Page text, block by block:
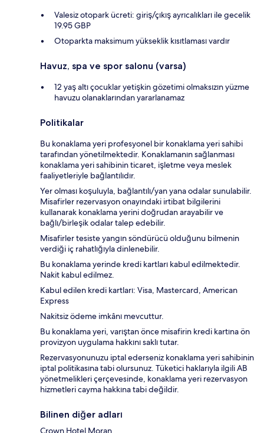
Valesiz otopark ücreti: giriş/çıkış ayrıcalıkları ile gecelik
19.95 GBP
Otoparkta maksimum yükseklik kısıtlaması vardır
Havuz, spa ve spor salonu (varsa)
12 yaş altı çocuklar yetişkin gözetimi olmaksızın yüzme
havuzu olanaklarından yararlanamaz
Politikalar
Bu konaklama yeri profesyonel bir konaklama yeri sahibi
tarafından yönetilmektedir. Konaklamanın sağlanması
konaklama yeri sahibinin ticaret, işletme veya meslek
faaliyetleriyle bağlantılıdır.
Yer olması koşuluyla, bağlantılı/yan yana odalar sunulabilir.
Misafirler rezervasyon onayındaki irtibat bilgilerini
kullanarak konaklama yerini doğrudan arayabilir ve
bağlı/birleşik odalar talep edebilir.
Misafirler tesiste yangın söndürücü olduğunu bilmenin
verdiği iç rahatlığıyla dinlenebilir.
Bu konaklama yerinde kredi kartları kabul edilmektedir.
Nakit kabul edilmez.
Kabul edilen kredi kartları: Visa, Mastercard, American
Express
Nakitsiz ödeme imkânı mevcuttur.
Bu konaklama yeri, varıştan önce misafirin kredi kartına ön
provizyon uygulama hakkını saklı tutar.
Rezervasyonunuzu iptal ederseniz konaklama yeri sahibinin
iptal politikasına tabi olursunuz. Tüketici haklarıyla ilgili AB
yönetmelikleri çerçevesinde, konaklama yeri rezervasyon
hizmetleri cayma hakkına tabi değildir.
Bilinen diğer adları
Crown Hotel Moran